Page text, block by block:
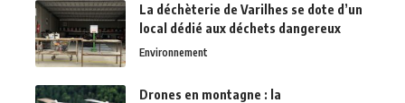
La déchèterie de Varilhes se dote d’un
local dédié aux déchets dangereux
Environnement
Drones en montagne : la